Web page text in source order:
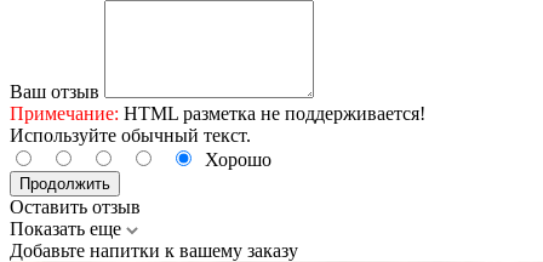
Ваш отзыв
Примечание: HTML разметка не поддерживается!
Используйте обычный текст.
Хорошо
Продолжить
Оставить отзыв
Показать еще
Добавьте напитки к вашему заказу